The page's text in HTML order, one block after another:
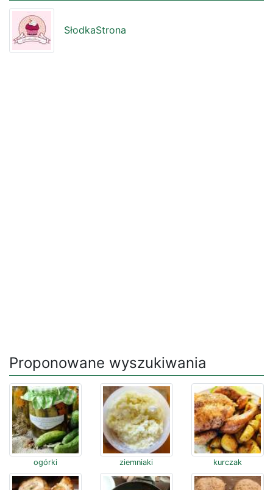
SłodkaStrona
Proponowane wyszukiwania
ogórki ziemniaki kurczak